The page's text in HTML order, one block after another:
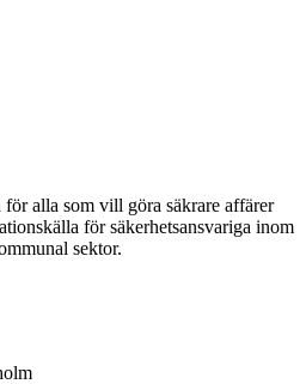
alla som vill göra säkrare affärer
för säkerhets­ansvariga inom
sektor.